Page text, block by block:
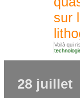
sur
Voilà qui
28 juillet